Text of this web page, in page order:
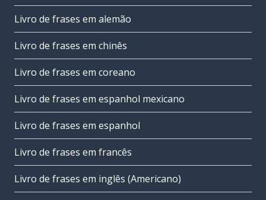
Livro de frases em alemão
Livro de frases em chinês
Livro de frases em coreano
Livro de frases em espanhol mexicano
Livro de frases em espanhol
Livro de frases em francês
Livro de frases em inglês (Americano)